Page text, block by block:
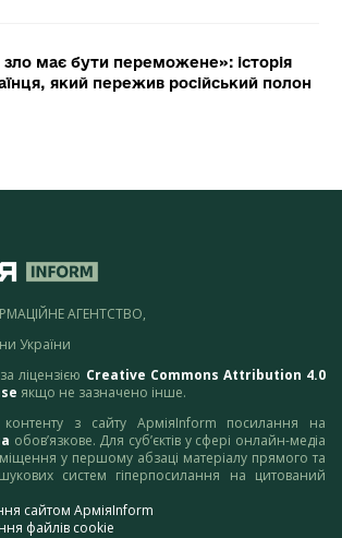
має бути переможене»: історія
який пережив російський полон
АГЕНТСТВО,
України
ліцензією Creative Commons Attribution 4.0
якщо не зазначено інше.
контенту з сайту АрміяInform посилання на
обов’язкове. Для суб’єктів у сфері онлайн-медіа
у першому абзаці матеріалу прямого та
систем гіперпосилання на цитований
сайтом АрміяInform
файлів cookie